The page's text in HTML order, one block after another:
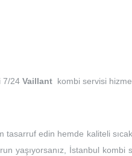
7/24 Vaillant kombi servisi
edin hemde kaliteli
yaşıyorsanız, İstanbul kombi